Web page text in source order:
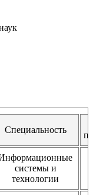
Специальность
системы и
технологии